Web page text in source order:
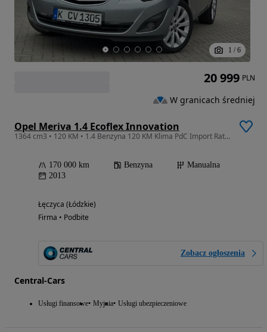
1 / 6
Opel Meriva 1.4 Ecoflex Innovation
1364 cm3 • 120 KM • 1.4 Benzyna 120 KM Klima PdC Import Raty Opłaty !!!
170 000 km Benzyna
Manualna
2013
Łęczyca (Łódzkie)
Firma • Podbite
Zobacz ogłoszenia
Central-Cars
Usługi finansowe Myjnia Usługi ubezpieczeniowe
20 999 PLN
W granicach średniej